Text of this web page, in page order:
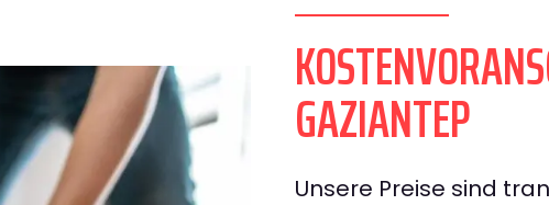
GAZIANTEP
Unsere Preise sind